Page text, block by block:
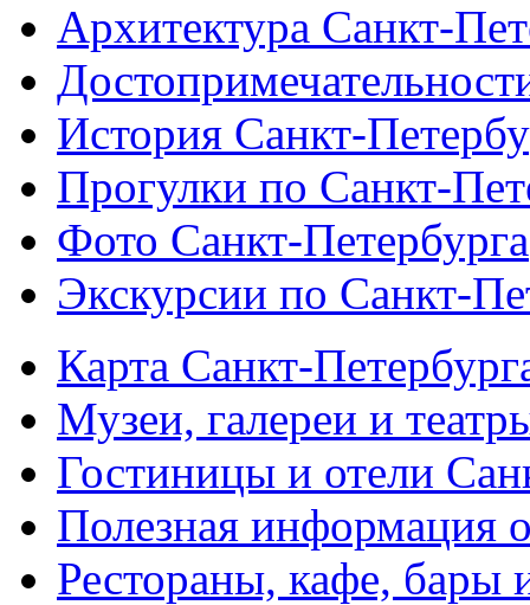
Архитектура Санкт-
История Санкт-
Прогулки по Санкт-
Фото Санкт-Петербурга
Экскурсии по Санкт-
Карта Санкт-
Музеи, галереи и
Гостиницы и отели
Полезная информация
Рестораны, кафе, бары